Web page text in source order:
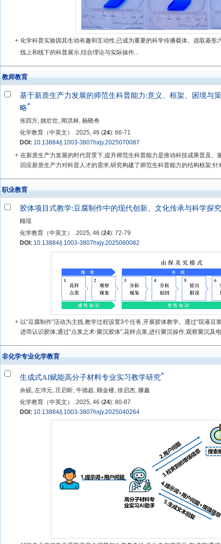
+ 化学科普实验因其生动有趣和互动性,已成为重要的科学传播载体。选取菱形
线上和线下的科普展示,结合理论与实际操作...
教师教育
基于新质生产力发展的师范生科普能力:意义、框架、困境与策
略*
张四方, 姚壮壮, 闻洪林, 杨晓奇
化学教育（中英文）. 2025, 46 (24): 66-71
DOI: 10.13884/j.1003-3807hxjy.2025070087
+ 在新质生产力发展的时代背景下,提升师范生科普能力是推动科技成果普及、
回应新质生产力对科普人才的需求,研究构建了师范生科普能力的结构框架;
职业教育
胶体项目式教学:豆腐制作中的现代创新、文化传承与科学探究
顾瑶
化学教育（中英文）. 2025, 46 (24): 72-79
DOI: 10.13884/j.1003-3807hxjy.2025060082
+ 以“豆腐制作”活动为主线,教学过程设置3个任务,开展胶体教学。通过“琼液豆
进而认识胶体;通过“点浆之术-聚沉胶体”,花样点浆,进行聚沉操作,观察聚沉及
非化学专业化学教育
生成式AI赋能高分子材料专业实习教学研究*
佘砚, 左沛元, 庄启昕, 牛德超, 顾金楼, 徐启杰, 滕鑫
化学教育（中英文）. 2025, 46 (24): 80-87
DOI: 10.13884/j.1003-3807hxjy.2025040264